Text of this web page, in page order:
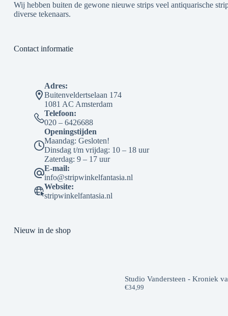
Wij hebben buiten de gewone nieuwe strips veel antiquarische
diverse tekenaars.
Contact informatie
Adres:
Buitenveldertselaan 174
1081 AC Amsterdam
Telefoon:
020 – 6426688
Openingstijden
Maandag: Gesloten!
Dinsdag t/m vrijdag: 10 – 18 uur
Zaterdag: 9 – 17 uur
E-mail:
info@stripwinkelfantasia.nl
Website:
stripwinkelfantasia.nl
Nieuw in de shop
Studio Vandersteen - Kroniek
€34,99